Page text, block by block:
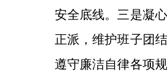
安全底线。三是凝
正派，维护班子团
遵守廉洁自律各项